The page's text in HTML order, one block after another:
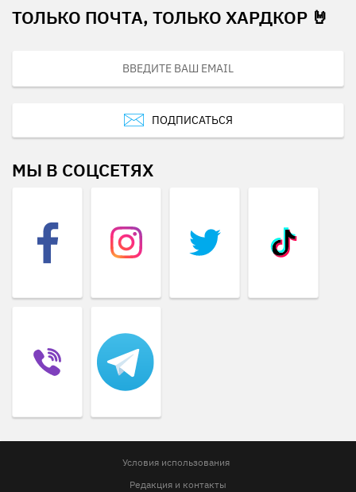
ТОЛЬКО ПОЧТА, ТОЛЬКО ХАРДКОР 🤘
ПОДПИСАТЬСЯ
МЫ В СОЦСЕТЯХ
Условия использования
Редакция и контакты